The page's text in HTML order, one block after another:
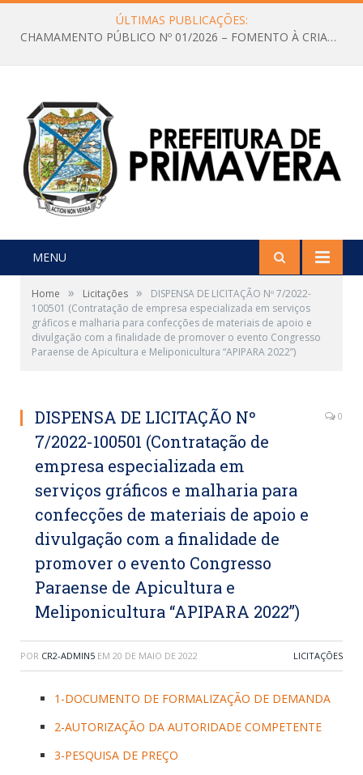
ÚLTIMAS PUBLICAÇÕES:
CHAMAMENTO PÚBLICO Nº 01/2026 – FOMENTO À CRIAÇÃO E A CIRCULAÇÃO DE PRODUÇÕES CULTURAIS – Aldir Blanc
MENU
Home » Licitações »
DISPENSA DE LICITAÇÃO Nº 7/2022-
100501 (Contratação de empresa especializada em serviços
gráficos e malharia para confecções de materiais de apoio e
divulgação com a finalidade de promover o evento Congresso
Paraense de Apicultura e Meliponicultura “APIPARA 2022”)
DISPENSA DE LICITAÇÃO Nº
7/2022-100501 (Contratação de
empresa especializada em
serviços gráficos e malharia para
confecções de materiais de apoio e
divulgação com a finalidade de
promover o evento Congresso
Paraense de Apicultura e
Meliponicultura “APIPARA 2022”)
0
POR CR2-ADMIN5 EM 20 DE MAIO DE 2022 LICITAÇÕES
1-DOCUMENTO DE FORMALIZAÇÃO DE DEMANDA
2-AUTORIZAÇÃO DA AUTORIDADE COMPETENTE
3-PESQUISA DE PREÇO